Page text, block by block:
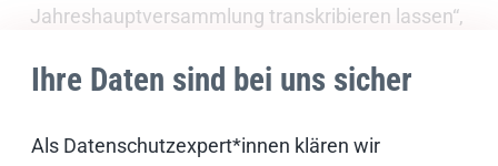
Ihre Daten sind bei uns sicher
Als Datenschutzexpert*innen klären wir
Jahreshauptversammlung transkribieren lassen“,